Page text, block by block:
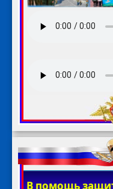
В помощь